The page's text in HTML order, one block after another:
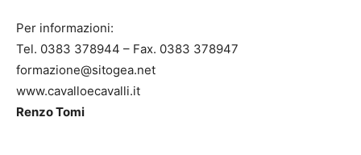
Per informazioni:
Tel. 0383 378944 – Fax. 0383 378947
formazione@sitogea.net
www.cavalloecavalli.it
Renzo Tomi